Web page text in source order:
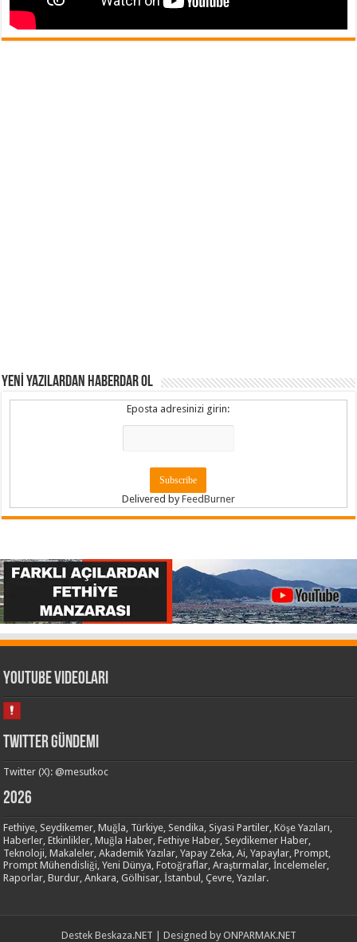
YENİ YAZILARDAN HABERDAR OL
Eposta adresinizi girin:
Delivered byFeedBurner
Youtube Videoları
Twitter Gündemi
Twitter (X): @mesutkoc
2026
Fethiye, Seydikemer, Muğla, Türkiye, Sendika, Siyasi Partiler, Köşe Yazıları,
Haberler, Etkinlikler, Muğla Haber, Fethiye Haber, Seydikemer Haber,
Teknoloji, Makaleler, Akademik Yazılar, Yapay Zeka, Ai, Yapaylar, Prompt,
Prompt Mühendisliği, Yeni Dünya, Fotoğraflar, Araştırmalar, İncelemeler,
Raporlar, Burdur, Ankara, Gölhisar, İstanbul, Çevre, Yazılar.
Destek Beskaza.NET | Designed by ONPARMAK.NET